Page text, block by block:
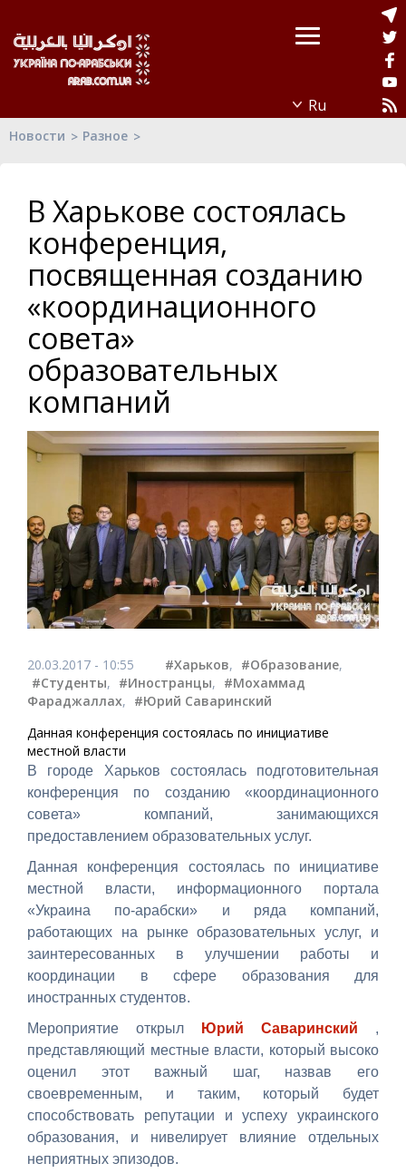
Новости Разное
В Харькове состоялась
конференция,
посвященная созданию
«координационного
совета»
образовательных
компаний
20.03.2017 - 10:55 #Харьков, #Образование,
#Студенты, #Иностранцы, #Мохаммад
Фараджаллах, #Юрий Саваринский
Данная конференция состоялась по инициативе
местной власти
В городе Харьков состоялась подготовительная
конференция по созданию «координационного
совета» компаний, занимающихся
предоставлением образовательных услуг.
Данная конференция состоялась по инициативе
местной власти, информационного портала
«Украина по-арабски» и ряда компаний,
работающих на рынке образовательных услуг, и
заинтересованных в улучшении работы и
координации в сфере образования для
иностранных студентов.
Мероприятие открыл
Юрий Саваринский ,
представляющий местные власти, который высоко
оценил этот важный шаг, назвав его
своевременным, и таким, который будет
способствовать репутации и успеху украинского
образования, и нивелирует влияние отдельных
неприятных эпизодов.